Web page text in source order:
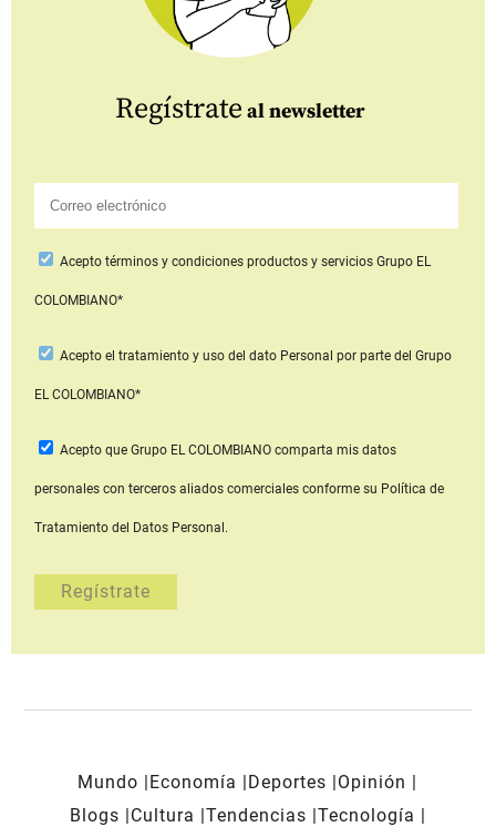
Regístrate al newsletter
Aceptotérminos y condiciones productos y serviciosGrupo EL
COLOMBIANO*
Acepto el tratamiento y uso del dato Personal por parte del Grupo
EL COLOMBIANO*
Acepto que Grupo EL COLOMBIANOcomparta mis datos
personales con terceros aliados comerciales conforme su Política de
Tratamiento del Datos Personal.
Mundo Economía Deportes
Opinión
Blogs
Cultura Tendencias Tecnología